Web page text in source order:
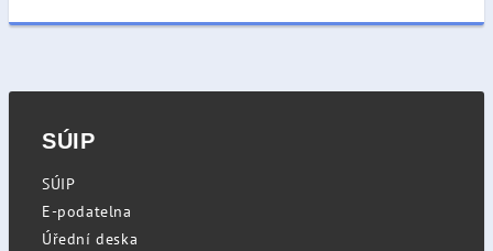
SÚIP
SÚIP
E-podatelna
Úřední deska